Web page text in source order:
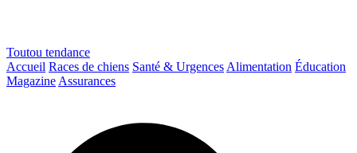
Toutou tendance
Accueil Races de chiens Santé & Urgences Alimentation Éducation
Magazine Assurances